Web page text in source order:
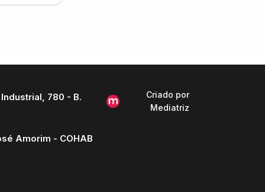
780 - B.
Amorim - COHAB
Criado por
Mediatriz